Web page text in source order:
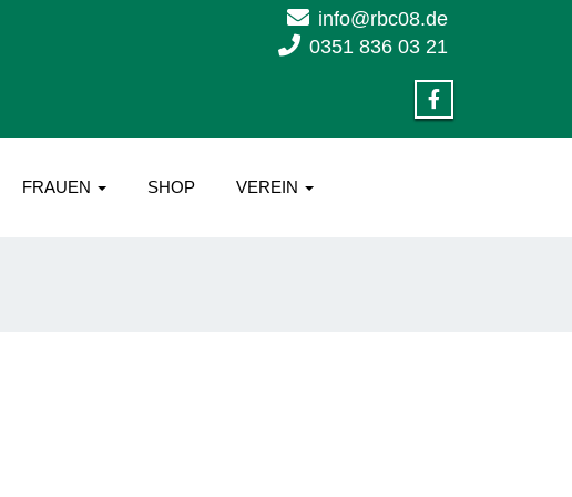
info@rbc08.de
0351 836 03 21
FRAUEN SHOP VEREIN